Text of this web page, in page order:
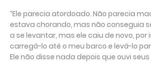
“Ele parecia atordoado. Não parecia
estava chorando, mas não conseguia
a se levantar, mas ele caiu de novo, por
carregá-lo até o meu barco e levá-lo
Ele não disse nada depois que ouvi seus